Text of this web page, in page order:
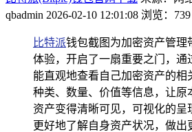
qbadmin 2026-02-10 12:01:08 浏览：739
比特派钱包截图为加密资产管理
体验，开启了一扇重要之门，通
能直观地查看自己加密资产的相
种类、数量、价值等信息，让原
资产变得清晰可见，可视化的呈
更好地了解自身资产状况，做出